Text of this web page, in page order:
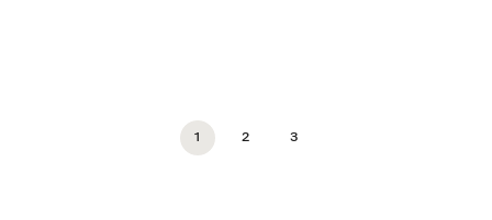
1 2 3